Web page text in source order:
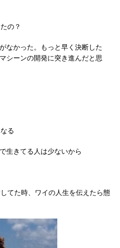
の？
なかった。もっと早く決断した
シーンの開発に突き進んだと思
る
生きてる人は少ないから
てた時、ワイの人生を伝えたら態